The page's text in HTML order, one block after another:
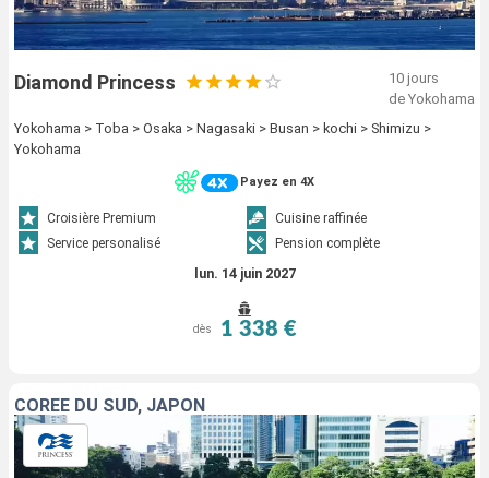
Diamond Princess
10 jours
de Yokohama
Yokohama > Toba > Osaka > Nagasaki > Busan > kochi > Shimizu >
Yokohama
Payez en 4X
Croisière Premium
Cuisine raffinée
Service personalisé
Pension complète
lun. 14 juin 2027
dès 1 338 €
CORÉE DU SUD, JAPON